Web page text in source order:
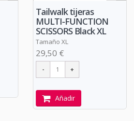
Tailwalk tijeras
MULTI-FUNCTION
SCISSORS Black XL
Tamaño XL
29,50 €
Añadir